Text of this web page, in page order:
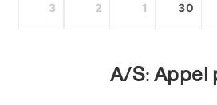
30
1
2
3
A/S: